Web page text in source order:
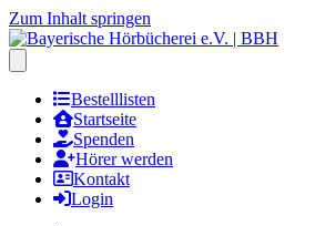
Zum Inhalt springen
Bestelllisten
Startseite
Spenden
Hörer werden
Kontakt
Login